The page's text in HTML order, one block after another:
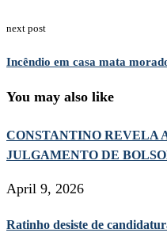
next post
Incêndio em casa mata
You may also like
CONSTANTINO REVELA
JULGAMENTO DE
April 9, 2026
Ratinho desiste de